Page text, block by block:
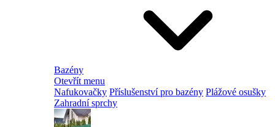
Bazény
Otevřít menu
Nafukovačky Příslušenství pro bazény Plážové osušky
Zahradní sprchy